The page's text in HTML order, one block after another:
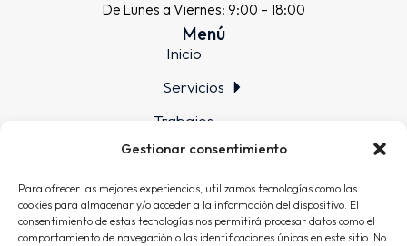
Gestionar consentimiento
Para ofrecer las mejores experiencias, utilizamos tecnologías como las
cookies para almacenar y/o acceder a la información del dispositivo. El
consentimiento de estas tecnologías nos permitirá procesar datos como el
comportamiento de navegación o las identificaciones únicas en este sitio. No
De Lunes a Viernes: 9:00 – 18:00
Menú
Inicio
Servicios
Trabajos
Contacto
Aviso Legal
Política de Privacidad